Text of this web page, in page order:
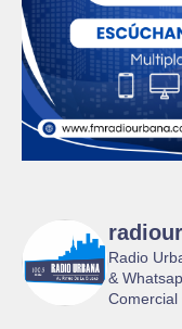
Radio
&
Comercial